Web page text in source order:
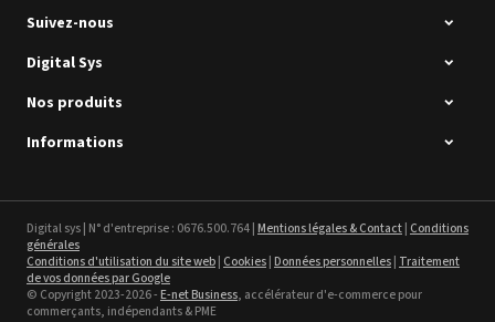
Sefa ROTEX LITE - occasion
Voir le détail
Intec Holographic Milkyway
Suivez-nous
Digital Sys
Nos produits
Informations
Digital sys | N° d'entreprise : 0676.500.764 |Mentions légales & Contact| Conditions
générales
Conditions d'utilisation du site web| Cookies|Données personnelles| Traitement
de vos données par Google
© Copyright 2023-2026 -E-net Business, accélérateur d'e-commerce pour
commerçants, indépendants & PME